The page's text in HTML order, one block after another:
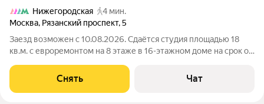
Нижегородская
4 мин.
Москва, Рязанский проспект,5
Заезд возможен с 10.08.2026. Сдаётся студия площадью 18
кв.м. с евроремонтом на 8 этаже в 16-этажном доме на срок от
Кондиционер Микроволновка Дом - панельный.
Коммунальные услуги по
Снять Чат